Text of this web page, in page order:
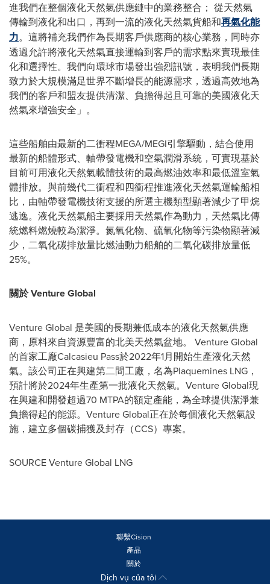
進我們在整個液化天然氣供應鏈中的業務整合； 從天然氣
傳輸到液化和出口，再到一流的液化天然氣貨船和再氣化能
力。這將補充我們作為長期客戶供應商的核心業務，同時亦
透過允許將液化天然氣直接運輸到客戶的需求點來實現最佳
化和選擇性。我們向環球市場發出強烈訊號，表明我們長期
致力於大規模滿足世界不斷增長的能源需求，透過高效地為
我們的客戶和盟友提供清潔、負擔得起且可靠的美國液化天
然氣來增強安全」。
這些船舶由最新的二衝程MEGA/MEGI引擎驅動，結合使用
最新的船體形式、軸帶發電機和空氣潤滑系統，可實現基於
目前可用液化天然氣載體技術的最高燃油效率和最低溫室氣
體排放。與前幾代二衝程和四衝程推進液化天然氣運輸船相
比，由軸帶發電機技術支援的所選主機類型顯著減少了甲烷
逃逸。液化天然氣船主要採用天然氣作為動力，天然氣比傳
統燃料燃燒較為潔淨。氮氧化物、硫氧化物等污染物顯著減
少，二氧化碳排放量比燃油動力船舶的二氧化碳排放量低
25%。
關於Venture Global
Venture Global 是美國的長期兼低成本的液化天然氣供應
商，原料來自資源豐富的北美天然氣盆地。 Venture Global
的首家工廠Calcasieu Pass於2022年1月開始生產液化天然
氣。該公司正在興建第二間工廠，名為Plaquemines LNG，
預計將於2024年生產第一批液化天然氣。Venture Global現
在興建和開發超過70 MTPA的額定產能，為全球提供潔淨兼
負擔得起的能源。Venture Global正在於每個液化天然氣設
施，建立多個碳捕獲及封存（CCS）專案。
SOURCE Venture Global LNG
聯繫Cision
產品
關於
Dịch vụ của tôi